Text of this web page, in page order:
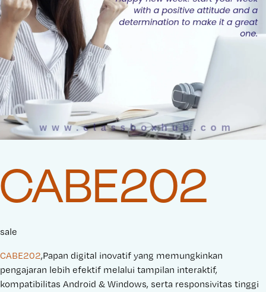
CABE202
sale
CABE202,Papan digital inovatif yang memungkinkan
pengajaran lebih efektif melalui tampilan interaktif,
kompatibilitas Android & Windows, serta responsivitas tinggi